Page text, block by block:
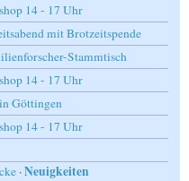
14 - 17 Uhr
mit Brotzeitspende
Stammtisch
14 - 17 Uhr
Göttingen
14 - 17 Uhr
·Neuigkeiten